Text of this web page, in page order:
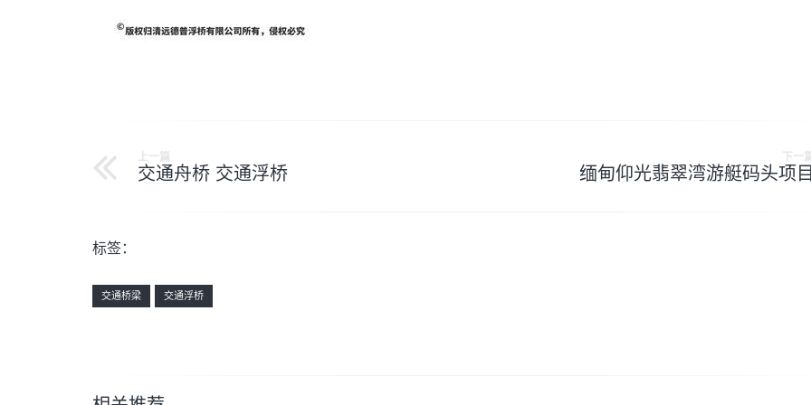
上一篇
交通舟桥 交通浮桥
下一
缅甸仰光翡翠湾游艇码头项
标签：
交通桥梁 交通浮桥